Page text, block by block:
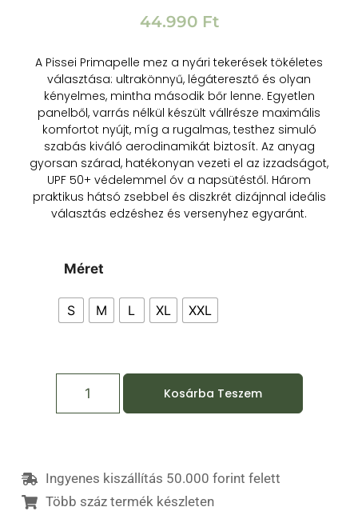
44.990 Ft
A Pissei Primapelle mez a nyári tekerések tökéletes
választása: ultrakönnyű, légáteresztő és olyan
kényelmes, mintha második bőr lenne. Egyetlen
panelből, varrás nélkül készült vállrésze maximális
komfortot nyújt, míg a rugalmas, testhez simuló
szabás kiváló aerodinamikát biztosít. Az anyag
gyorsan szárad, hatékonyan vezeti el az izzadságot,
UPF 50+ védelemmel óv a napsütéstől. Három
praktikus hátsó zsebbel és diszkrét dizájnnal ideális
választás edzéshez és versenyhez egyaránt.
Méret
S M L XL XXL
Kosárba Teszem
Ingyenes kiszállítás 50.000 forint felett
Több száz termék készleten